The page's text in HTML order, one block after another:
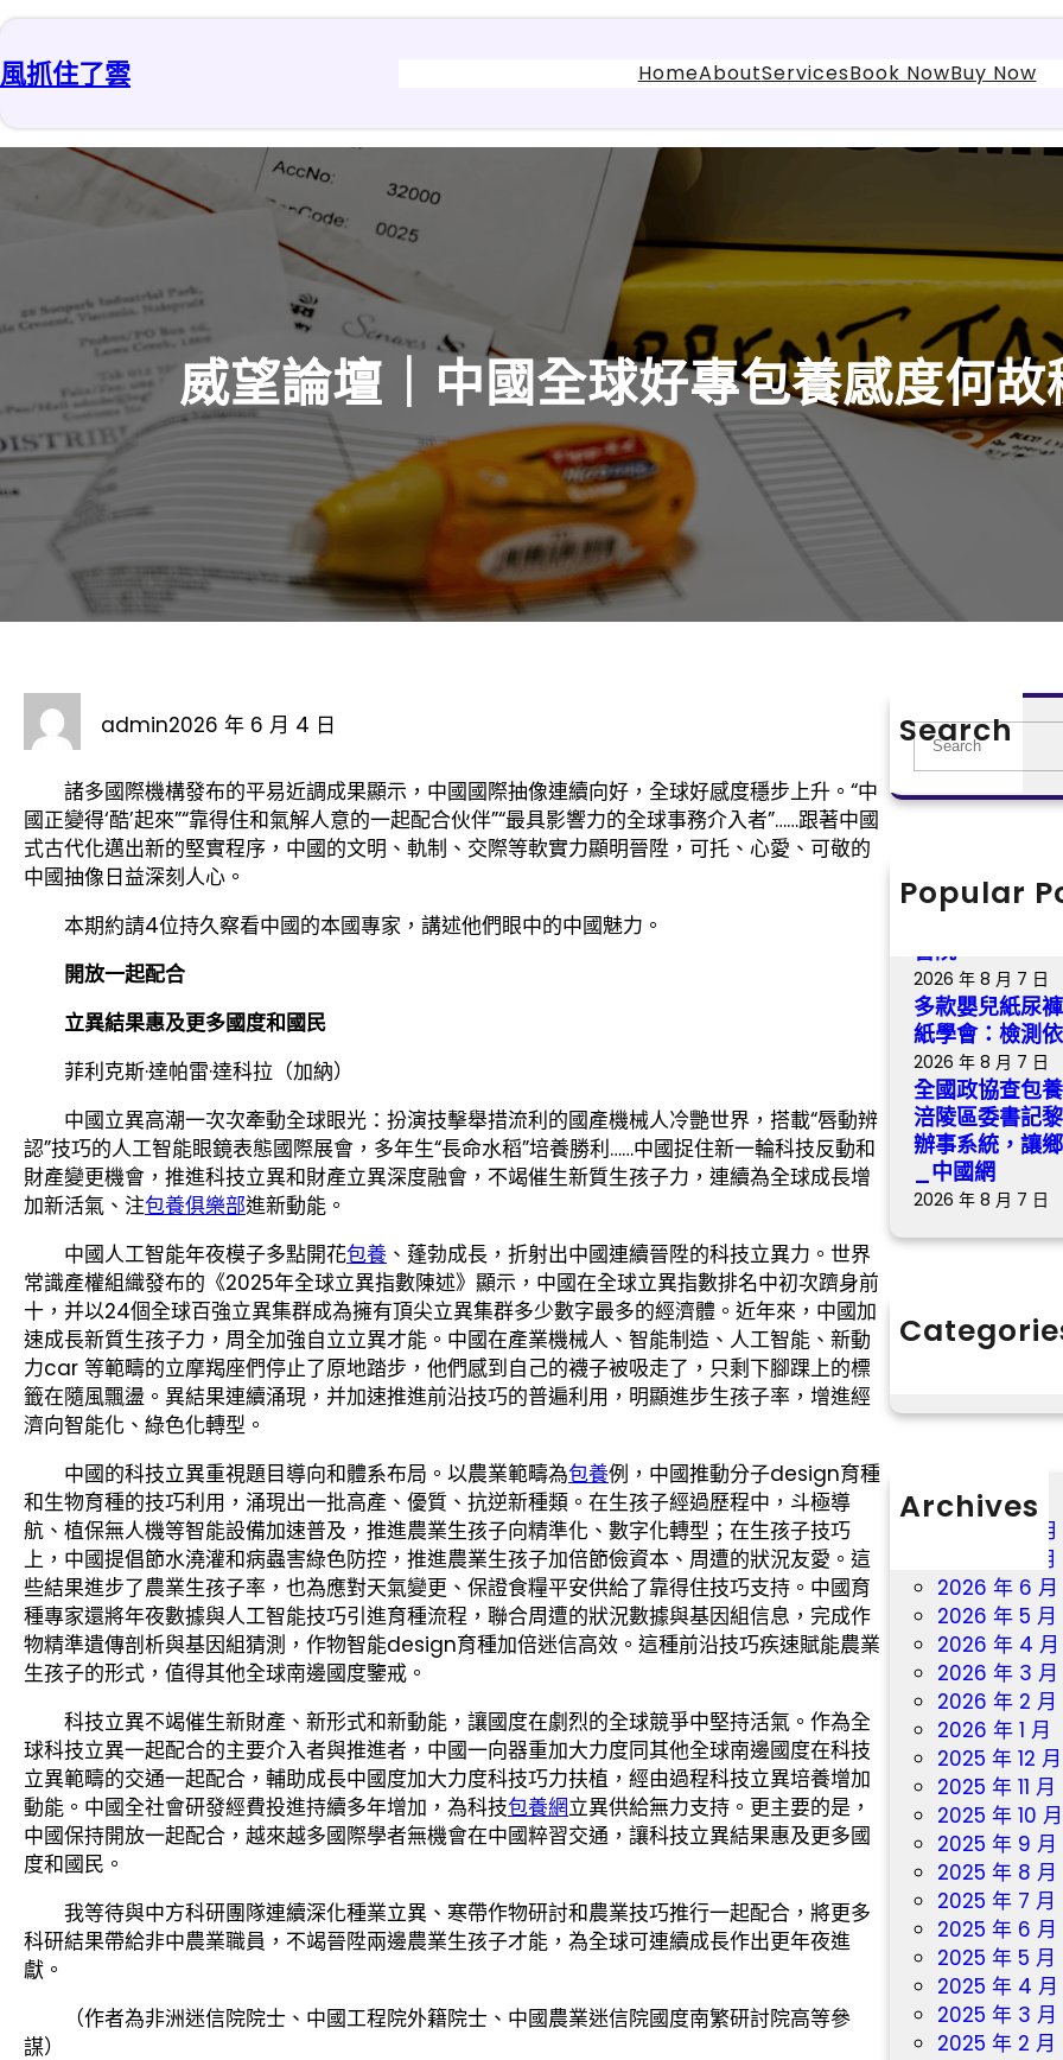
跳
主
內
容
風抓住了雲 HomeAboutServicesBook NowBuy Now
威望論壇｜中國全球好專包養感度何
admin2026 年 6 月 4 日
諸多國際機構發布的平易近調成果顯示，中國國際抽像連續向好，全球好感度穩步上升。“中
國正變得‘酷’起來”“靠得住和氣解人意的一起配合伙伴”“最具影響力的全球事務介入者”……跟著中國
式古代化邁出新的堅實程序，中國的文明、軌制、交際等軟實力顯明晉陞，可托、心愛、可敬的
中國抽像日益深刻人心。
本期約請4位持久察看中國的本國專家，講述他們眼中的中國魅力。
開放一起配合
立異結果惠及更多國度和國民
菲利克斯·達帕雷·達科拉（加納）
中國立異高潮一次次牽動全球眼光：扮演技擊舉措流利的國產機械人冷艷世界，搭載“唇動辨
認”技巧的人工智能眼鏡表態國際展會，多年生“長命水稻”培養勝利……中國捉住新一輪科技反動和
財產變更機會，推進科技立異和財產立異深度融會，不竭催生新質生孩子力，連續為全球成長增
加新活氣、注包養俱樂部進新動能。
中國人工智能年夜模子多點開花包養 、蓬勃成長，折射出中國連續晉陞的科技立異力。世界
常識產權組織發布的《2025年全球立異指數陳述》顯示，中國在全球立異指數排名中初次躋身前
十，并以24個全球百強立異集群成為擁有頂尖立異集群多少數字最多的經濟體。近年來，中國加
速成長新質生孩子力，周全加強自立立異才能。中國在產業機械人、智能制造、人工智能、新動
力car 等範疇的立摩羯座們停止了原地踏步，他們感到自己的襪子被吸走了，只剩下腳踝上的標
籤在隨風飄盪。異結果連續涌現，并加速推進前沿技巧的普遍利用，明顯進步生孩子率，增進經
濟向智能化、綠色化轉型。
中國的科技立異重視題目導向和體系布局。以農業範疇為包養例，中國推動分子design育種
和生物育種的技巧利用，涌現出一批高產、優質、抗逆新種類。在生孩子經過歷程中，斗極導
航、植保無人機等智能設備加速普及，推進農業生孩子向精準化、數字化轉型；在生孩子技巧
上，中國提倡節水澆灌和病蟲害綠色防控，推進農業生孩子加倍節儉資本、周遭的狀況友愛。這
些結果進步了農業生孩子率，也為應對天氣變更、保證食糧平安供給了靠得住技巧支持。中國育
種專家還將年夜數據與人工智能技巧引進育種流程，聯合周遭的狀況數據與基因組信息，完成作
物精準遺傳剖析與基因組猜測，作物智能design育種加倍迷信高效。這種前沿技巧疾速賦能農業
生孩子的形式，值得其他全球南邊國度鑒戒。
科技立異不竭催生新財產、新形式和新動能，讓國度在劇烈的全球競爭中堅持活氣。作為全
球科技立異一起配合的主要介入者與推進者，中國一向器重加大力度同其他全球南邊國度在科技
立異範疇的交通一起配合，輔助成長中國度加大力度科技巧力扶植，經由過程科技立異培養增加
動能。中國全社會研發經費投進持續多年增加，為科技包養網立異供給無力支持。更主要的是，
中國保持開放一起配合，越來越多國際學者無機會在中國粹習交通，讓科技立異結果惠及更多國
度和國民。
我等待與中方科研團隊連續深化種業立異、寒帶作物研討和農業技巧推行一起配合，將更多
科研結果帶給非中農業職員，不竭晉陞兩邊農業生孩子才能，為全球可連續成長作出更年夜進
獻。
（作者為非洲迷信院院士、中國工程院外籍院士、中國農業迷信院國度南繁研討院高等參
謀）
Search
S
e
a
h
Popular
【找九宮格交
書院
2026 年 8 月 7 日
多款嬰兒紙尿
紙學會：檢測
2026 年 8 月 7 日
全國政協查包
涪陵區委書記
辦事系統，讓
_中國網
2026 年 8 月 7 日
Archives
2026 年 8 月
2026 年 7 月
2026 年 6 月
2026 年 5 月
2026 年 4 月
2026 年 3 月
2026 年 2 月
2026 年 1 月
2025 年 12 月
2025 年 11 月
2025 年 10 月
2025 年 9 月
2025 年 8 月
2025 年 7 月
2025 年 6 月
2025 年 5 月
2025 年 4 月
2025 年 3 月
2025 年 2 月